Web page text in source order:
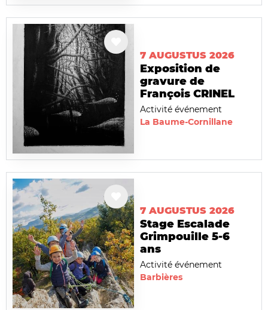
7 AUGUSTUS 2026
Exposition de
gravure de
François CRINEL
Activité événement
La Baume-Cornillane
7 AUGUSTUS 2026
Stage Escalade
Grimpouille 5-6
ans
Activité événement
Barbières